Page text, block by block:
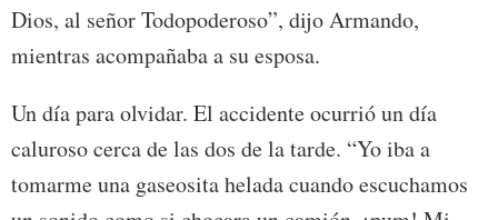
Dios, al señor Todopoderoso”, dijo Armando,
mientras acompañaba a su esposa.
Un día para olvidar. El accidente ocurrió un día
caluroso cerca de las dos de la tarde. “Yo iba a
tomarme una gaseosita helada cuando escuchamos